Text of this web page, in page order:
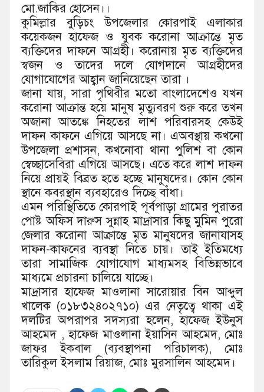
মো.জাকির হোসেন।।
কুমিল্লার বুড়িচং উপজেলার কোরপাই এলাকার
কয়েকজন হাফেজ ও যুবক করোনা আক্রান্তে মৃত
ব্যক্তিদের দাফনে আগ্রহী। করোনায় মৃত ব্যক্তিদের
স্বজন ও তাদের দলে যোগদানে আগ্রহীদের
যোগাযোগের আহ্বান জানিয়েছেন তারা ।
জানা যায়, সারা পৃথিবীর মতো বাংলাদেশেও যখন
করোনা আক্রান্ত হয়ে মানুষ মৃত্যুবরণ শুরু করে তখন
অজানা আতঙ্কে নিহতের লাশ পরিবারসহ কেউই
দাফন কাফনে এগিয়ে আসছে না। এঅবস্থায় কখনো
উপজেলা প্রশাসন, কখনোবা থানা পুলিশ বা কোন
স্বেচ্ছাসেবিরা এগিয়ে আসছে। এতে করে লাশ দাফন
নিয়ে প্রায়ই বিব্রত হতে হচ্ছে মানুষদের। কোন কোন
স্থানে কবরস্থান ব্যবহারেও দিচ্ছে বাঁধা।
এমন পরিস্থিতিতে কোরপাই পূর্বপাড়া গ্রামের পুরাতর
পোষ্ট অফিস দারুস সুন্নাহ মাদ্রাসার কিছু মুমিন পুরো
জেলার করোনা আক্রান্তে মৃত মানুষদের জানাযাসহ
দাফন-কাফনের ব্যবস্থা নিতে চায়। তাই ইতিমধ্যে
তারা সামাজিক যোগাযোগ মাধ্যমসহ বিভিন্নভাবে
মাধ্যমে প্রচারনা চালিয়ে যাচ্ছে।
মাদ্রাসার হাফেজ মাওলানা সারোয়ার বিন আব্দুল
খালেক (০১৮৩২৪০২৭১০) এর নেতৃত্বে থাকা এই
দলটির অপরাপর সদস্যরা হলেন, হাফেজ ইউনুস
আহমেদ , হাফেজ মাওলানা ইয়াসিন আহমেদ, মোঃ
জাফর ইকবাল (ব্যবস্থাপনা পরিচালক), মোঃ
তারিকুল ইসলাম রিয়াজ, মোঃ মুরসালিন আহমেদ।